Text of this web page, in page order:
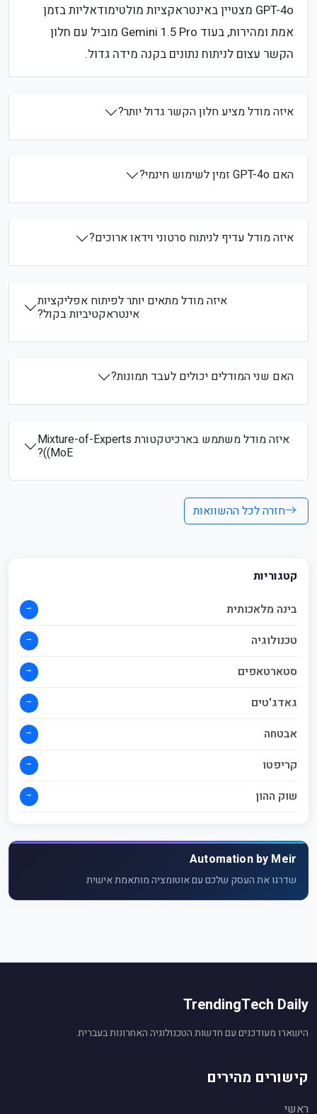
GPT-4o מצטיין באינטראקציות מולטימודאליות בזמן
אמת ומהירות, בעוד Gemini 1.5 Pro מוביל עם חלון
הקשר עצום לניתוח נתונים בקנה מידה גדול.
איזה מודל מציע חלון הקשר גדול יותר?
האם GPT-4o זמין לשימוש חינמי?
איזה מודל עדיף לניתוח סרטוני וידאו ארוכים?
איזה מודל מתאים יותר לפיתוח אפליקציות
אינטראקטיביות בקול?
האם שני המודלים יכולים לעבד תמונות?
איזה מודל משתמש בארכיטקטורת Mixture-of-Experts
(MoE)?
חזרה לכל ההשוואות
קטגוריות
בינה מלאכותית
→
טכנולוגיה →
סטארטאפים →
גאדג'טים →
אבטחה →
קריפטו →
שוק ההון →
Automation by Meir
שדרגו את העסק שלכם עם אוטומציה מותאמת אישית
TrendingTech Daily
הישארו מעודכנים עם חדשות הטכנולוגיה האחרונות בעברית.
קישורים מהירים
ראשי